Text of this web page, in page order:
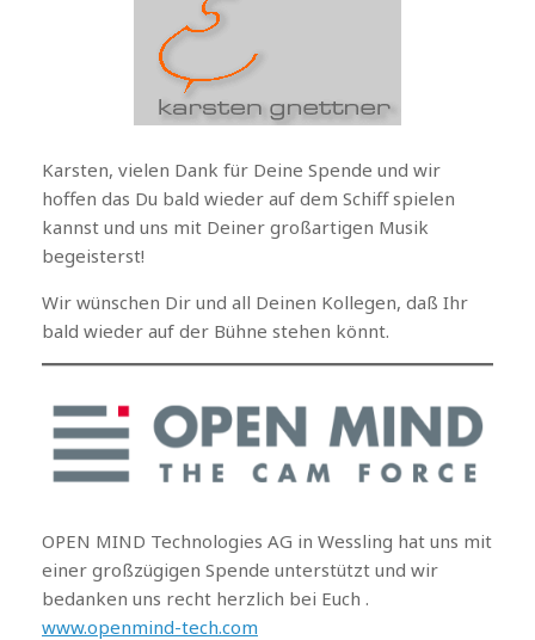
Karsten, vielen Dank für Deine Spende und wir
hoffen das Du bald wieder auf dem Schiff spielen
kannst und uns mit Deiner großartigen Musik
begeisterst!
Wir wünschen Dir und all Deinen Kollegen, daß Ihr
bald wieder auf der Bühne stehen könnt.
OPEN MIND Technologies AG in Wessling hat uns mit
einer großzügigen Spende unterstützt und wir
bedanken uns recht herzlich bei Euch .
www.openmind-tech.com